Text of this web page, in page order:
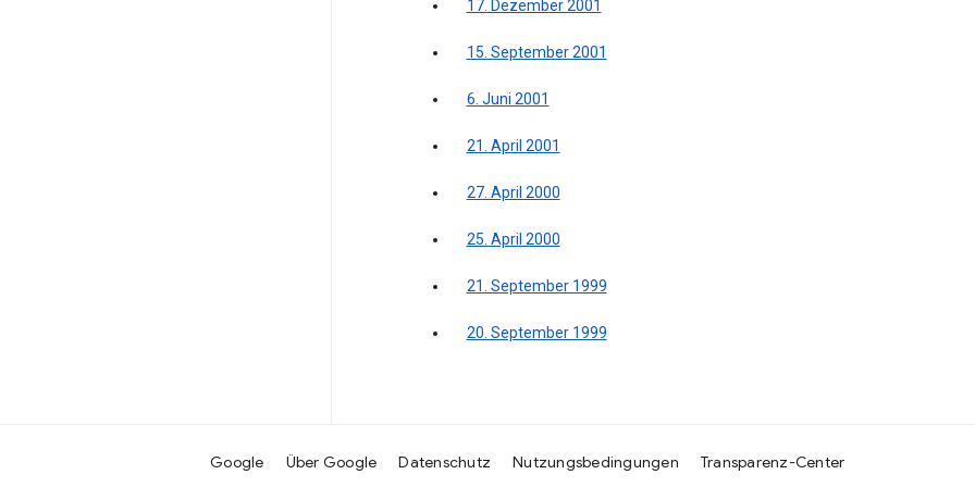
17. Dezember 2001
15. September 2001
6. Juni 2001
21. April 2001
27. April 2000
25. April 2000
21. September 1999
20. September 1999
Google Über Google Datenschutz Nutzungsbedingungen Transparenz-Center